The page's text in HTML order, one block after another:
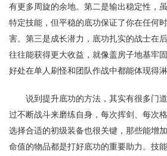
有更多周旋的余地。第二是输出稳定性，
特定技能，但平稳的底功保证了你在任何
害。第三是成长潜力，底功扎实的战士在
往往能获得更大收益，就像盖房子地基牢
好处在单人刷怪和团队作战中都能体现得淋
说到提升底功的方法，其实有很多门
过不断战斗来磨练自身，每次挥剑、每次
选择合适的初级装备也很关键，那些能增
命值的物品都是打好底功的重要助力。技